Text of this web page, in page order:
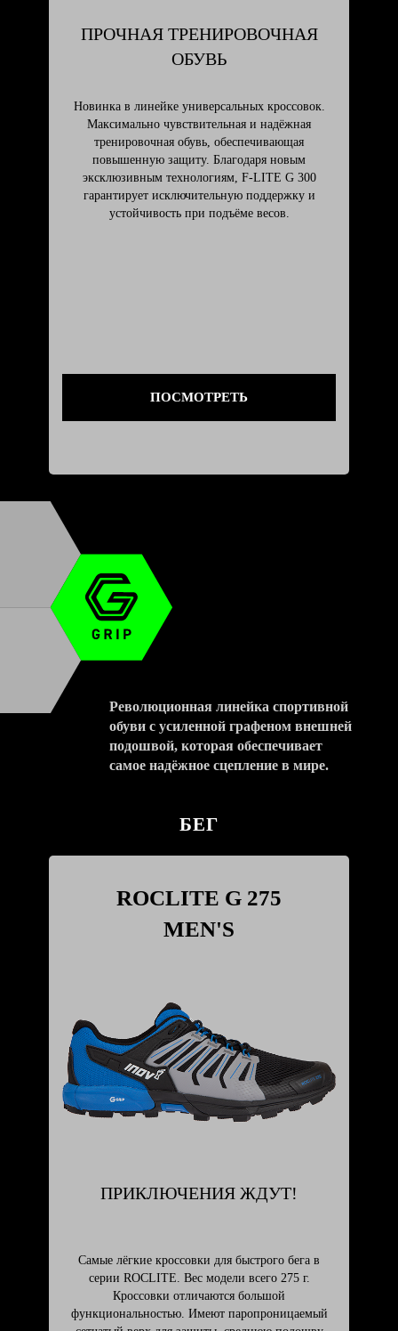
ПРОЧНАЯ ТРЕНИРОВОЧНАЯ
ОБУВЬ
Новинка в линейке универсальных кроссовок.
Максимально чувствительная и надёжная
тренировочная обувь, обеспечивающая
повышенную защиту. Благодаря новым
эксклюзивным технологиям, F-LITE G 300
гарантирует исключительную поддержку и
устойчивость при подъёме весов.
ПОСМОТРЕТЬ
Революционная линейка спортивной
обуви с усиленной графеном внешней
подошвой, которая обеспечивает
самое надёжное сцепление в мире.
БЕГ
ROCLITE G 275
MEN'S
ПРИКЛЮЧЕНИЯ ЖДУТ!
Самые лёгкие кроссовки для быстрого бега в
серии ROCLITE. Вес модели всего 275 г.
Кроссовки отличаются большой
функциональностью. Имеют паропроницаемый